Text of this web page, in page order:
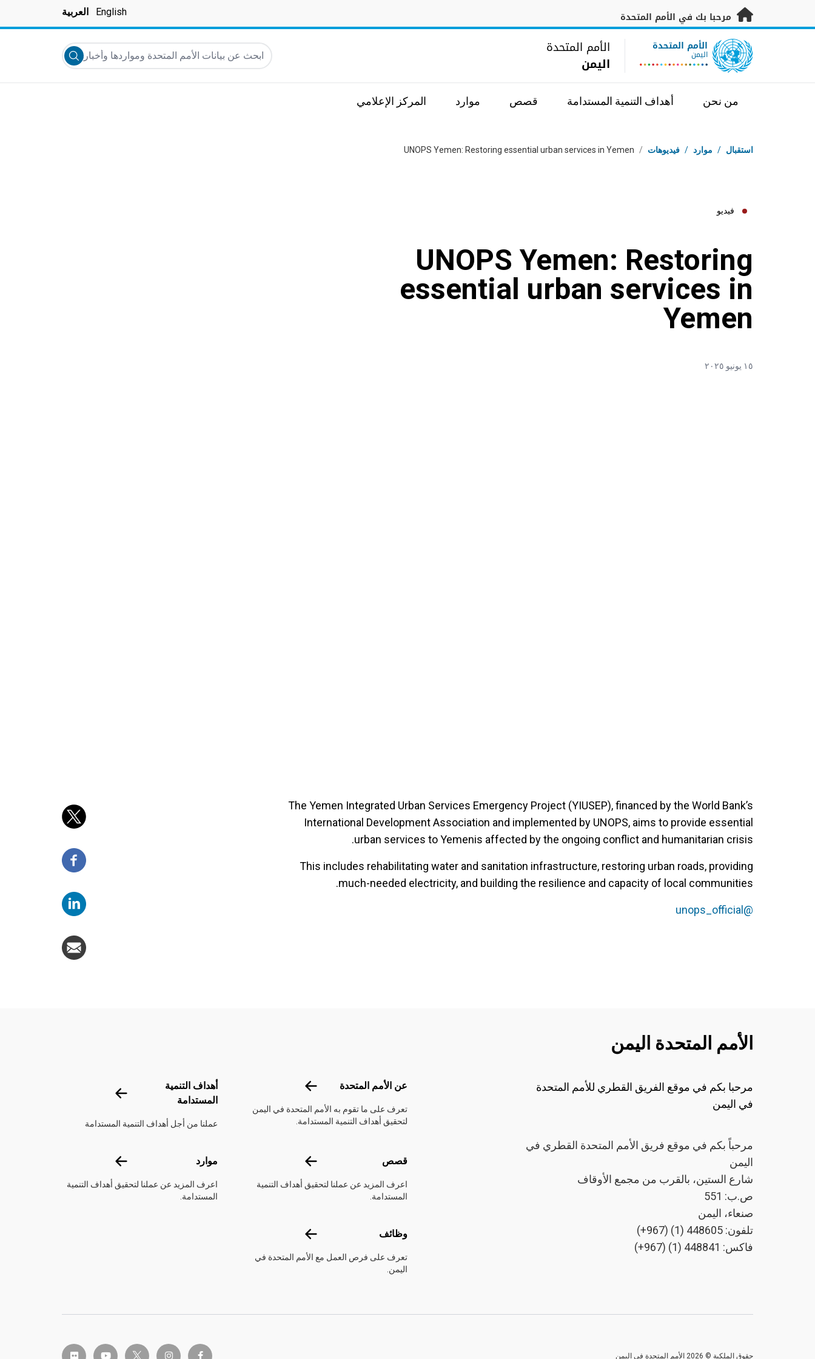
تخطى إلى المحتوى الرئيسي
مرحبا بك في الأمم المتحدة English العربية
UN Logo الأمم المتحدة
اليمن
الأمم المتحدة
اليمن
ابحث عن بيانات الأمم المتحدة ومواردها وأخبارها والمزيد...
Submit search
من نحن أهداف التنمية المستدامة قصص موارد المركز الإعلامي
مسار التنقل
استقبال / موارد / فيديوهات /
UNOPS Yemen: Restoring essential urban services in Yemen
فيديو
UNOPS Yemen: Restoring
essential urban services in
Yemen
١٥ يونيو ٢٠٢٥
The Yemen Integrated Urban Services Emergency Project (YIUSEP), financed by the World Bank’s
International Development Association and implemented by UNOPS, aims to provide essential
urban services to Yemenis affected by the ongoing conflict and humanitarian crisis.
This includes rehabilitating water and sanitation infrastructure, restoring urban roads, providing
much-needed electricity, and building the resilience and capacity of local communities.
@unops_official‬
الأمم المتحدة اليمن
مرحبا بكم في موقع الفريق القطري للأمم المتحدة
في اليمن
مرحباً بكم في موقع فريق الأمم المتحدة القطري في
اليمن
شارع الستين، بالقرب من مجمع الأوقاف
ص.ب: 551
صنعاء، اليمن
تلفون: 448605 (1) (967+)
فاكس: 448841 (1) (967+)
عن الأمم المتحدة عن الأمم المتحدة
تعرف على ما تقوم به الأمم المتحدة في اليمن
لتحقيق أهداف التنمية المستدامة.
أهداف التنمية
المستدامة
أهداف التنمية المستدامة
عملنا من أجل أهداف التنمية المستدامة
قصص قصص
اعرف المزيد عن عملنا لتحقيق أهداف التنمية
المستدامة.
موارد موارد
اعرف المزيد عن عملنا لتحقيق أهداف التنمية
المستدامة.
وظائف وظائف
تعرف على فرص العمل مع الأمم المتحدة في
اليمن.
facebook-f
instagram
twitter-x
youtube
flickr حقوق الملكية © 2026 الأمم المتحدة في اليمن